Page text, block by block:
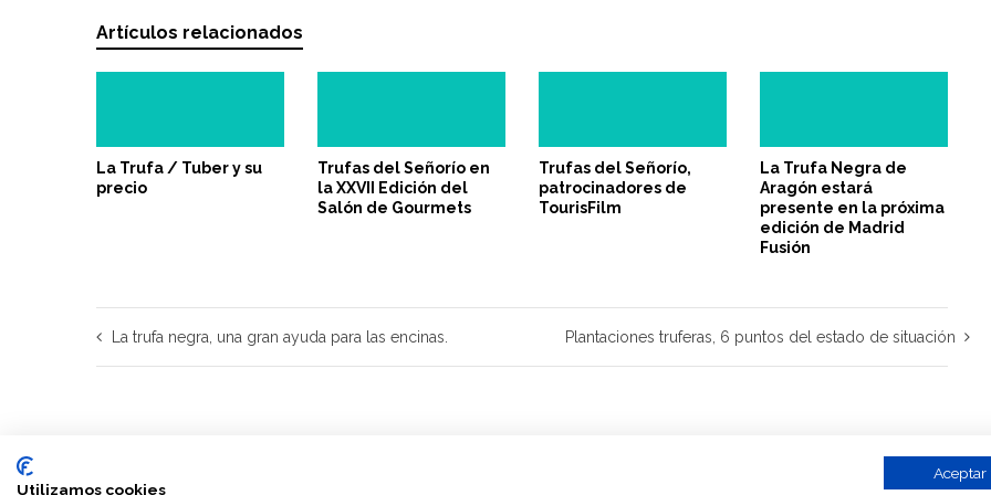
Artículos relacionados
La Trufa / Tuber y su
precio
Trufas del Señorío en
la XXVII Edición del
Salón de Gourmets
Trufas del Señorío,
patrocinadores de
TourisFilm
La Trufa Negra de
Aragón estará
presente en la próxima
edición de Madrid
Fusión
La trufa negra, una gran ayuda para las encinas. Plantaciones truferas, 6 puntos del estado de situación
Utilizamos cookies
Aceptar